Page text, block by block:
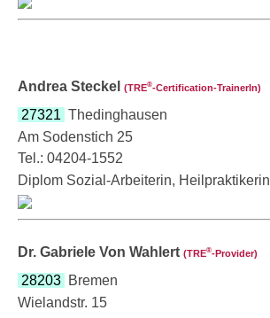
Andrea Steckel (TRE®‑Certification-TrainerIn)
27321 Thedinghausen
Am Sodenstich 25
Tel.: 04204-1552
Diplom Sozial-Arbeiterin, Heilpraktikerin
Dr. Gabriele Von Wahlert (TRE®‑Provider)
28203 Bremen
Wielandstr. 15